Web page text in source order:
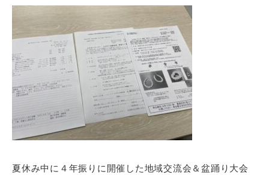
夏休み中に４年振りに開催した地域交流会＆盆踊り大会